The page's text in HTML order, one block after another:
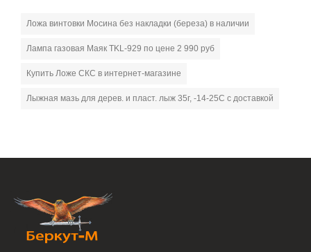
Ложа винтовки Мосина без накладки (береза) в наличии
Лампа газовая Маяк ТKL-929 по цене 2 990 руб
Купить Ложе СКС в интернет-магазине
Лыжная мазь для дерев. и пласт. лыж 35г, -14-25С с доставкой